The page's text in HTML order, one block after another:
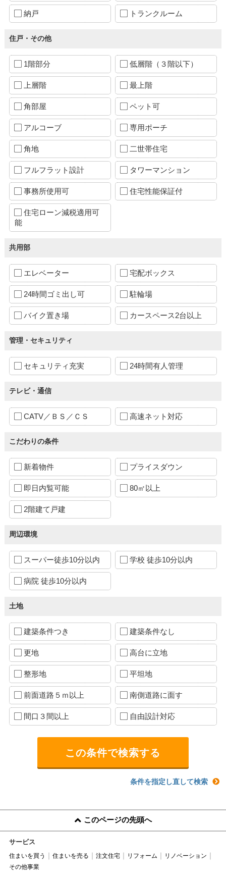
納戸 トランクルーム
住戸・その他
1階部分 低層階（３階以下）
上層階 最上階
角部屋 ペット可
アルコーブ 専用ポーチ
角地 二世帯住宅
フルフラット設計 タワーマンション
事務所使用可 住宅性能保証付
住宅ローン減税適用可
能
共用部
エレベーター 宅配ボックス
24時間ゴミ出し可 駐輪場
バイク置き場 カースペース2台以上
管理・セキュリティ
セキュリティ充実 24時間有人管理
テレビ・通信
CATV／ＢＳ／ＣＳ 高速ネット対応
こだわりの条件
新着物件 プライスダウン
即日内覧可能 80㎡以上
2階建て戸建
周辺環境
スーパー徒歩10分以内 学校 徒歩10分以内
病院 徒歩10分以内
土地
建築条件つき 建築条件なし
更地 高台に立地
整形地 平坦地
前面道路５ｍ以上 南側道路に面す
間口３間以上 自由設計対応
条件を指定し直して検索
このページの先頭へ
サービス
住まいを買う 住まいを売る 注文住宅 リフォーム
リノベーション
その他事業